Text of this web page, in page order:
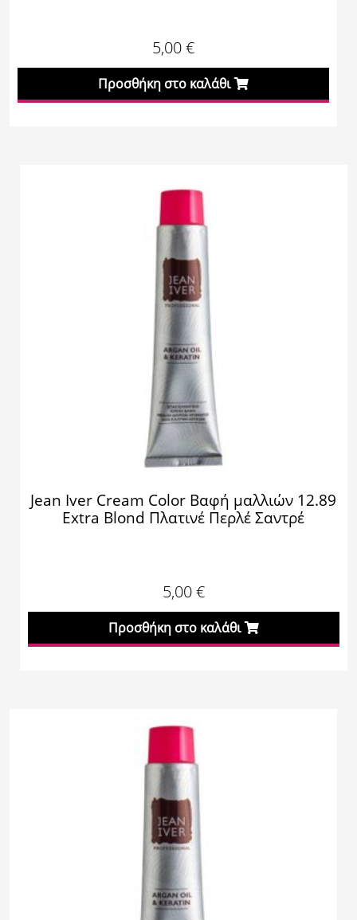
5,00€
Προσθήκη στο καλάθι
Jean Iver Cream Color Βαφή μαλλιών 12.89
Extra Blond Πλατινέ Περλέ Σαντρέ
5,00€
Προσθήκη στο καλάθι